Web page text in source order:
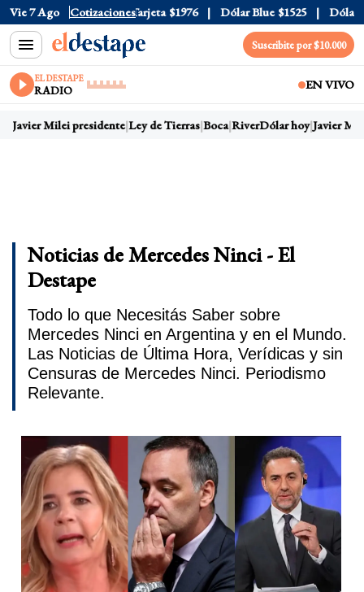
Vie 7 Ago Cotizaciones
$1520 Dólar Tarjeta $1976 Dólar Blue $1525 Dólar CCL
Suscribite por $10.000
EL DESTAPE
RADIO EN VIVO
Javier Milei presidente Ley de Tierras Boca RiverDólar hoy Javier Milei
Noticias de Mercedes Ninci - El
Destape
Todo lo que Necesitás Saber sobre
Mercedes Ninci en Argentina y en el Mundo.
Las Noticias de Última Hora, Verídicas y sin
Censuras de Mercedes Ninci. Periodismo
Relevante.